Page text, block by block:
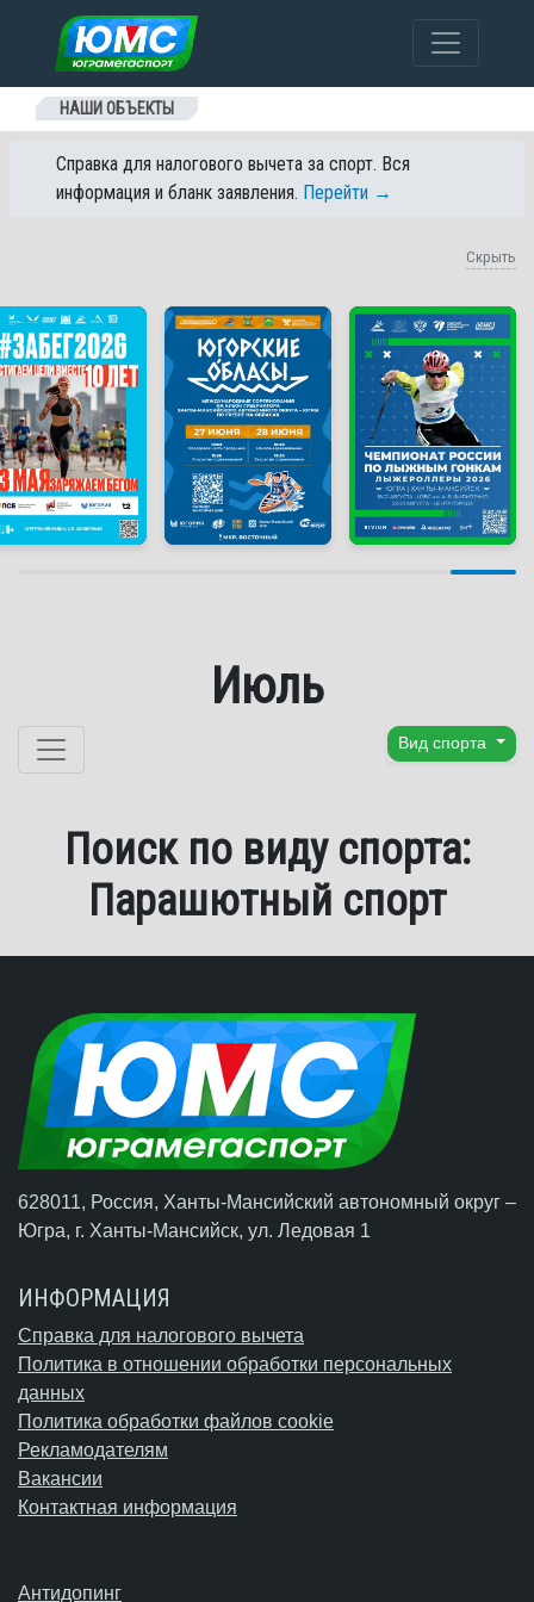
Перейти к содержанию
НАШИ ОБЪЕКТЫ
Справка для налогового вычета за спорт. Вся
информация и бланк заявления. Перейти →
Скрыть
Июль
Перейти к содержанию Вид спорта
Поиск по виду спорта:
Парашютный спорт
628011, Россия, Ханты-Мансийский автономный округ –
Югра, г. Ханты-Мансийск, ул. Ледовая 1
ИНФОРМАЦИЯ
Справка для налогового вычета
Политика в отношении обработки персональных
данных
Политика обработки файлов cookie
Рекламодателям
Вакансии
Контактная информация
Антидопинг